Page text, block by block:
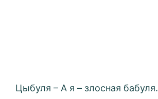
Цыбуля – А я – злосная бабуля.